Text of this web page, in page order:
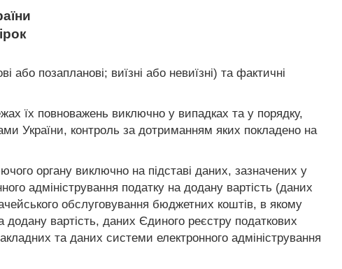
позапланові; виїзні або невиїзні) та фактичні
їх повноважень виключно у випадках та у порядку,
України, контроль за дотриманням яких покладено на
органу виключно на підставі даних, зазначених у
адміністрування податку на додану вартість (даних
обслуговування бюджетних коштів, в якому
додану вартість, даних Єдиного реєстру податкових
та даних системи електронного адміністрування